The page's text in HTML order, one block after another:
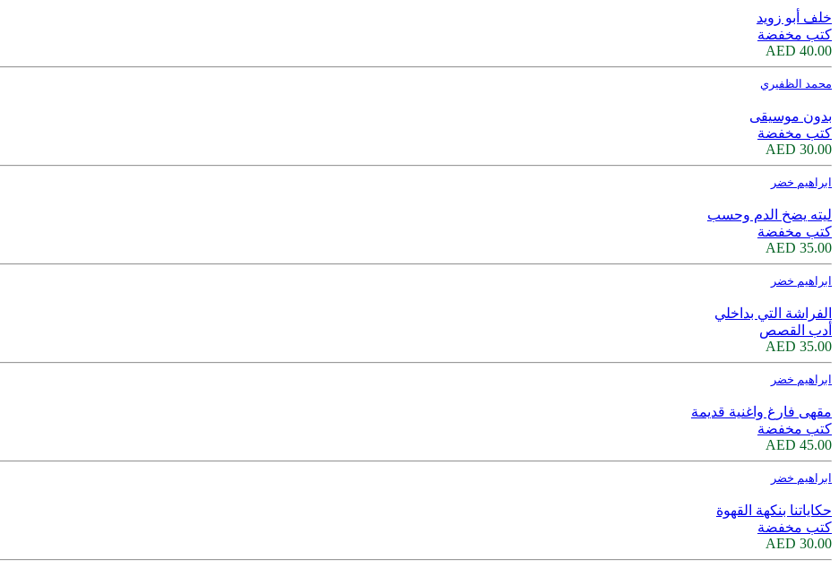
خلف أبو زويد
كتب مخفضة
40.00 AED
محمد الظفيري
بدون موسيقى
كتب مخفضة
30.00 AED
ابراهيم خضر
ليته يضخ الدم وحسب
كتب مخفضة
35.00 AED
ابراهيم خضر
الفراشة التي بداخلي
أدب القصص
35.00 AED
ابراهيم خضر
مقهى فارغ واغنية قديمة
كتب مخفضة
45.00 AED
ابراهيم خضر
حكاياتنا بنكهة القهوة
كتب مخفضة
30.00 AED